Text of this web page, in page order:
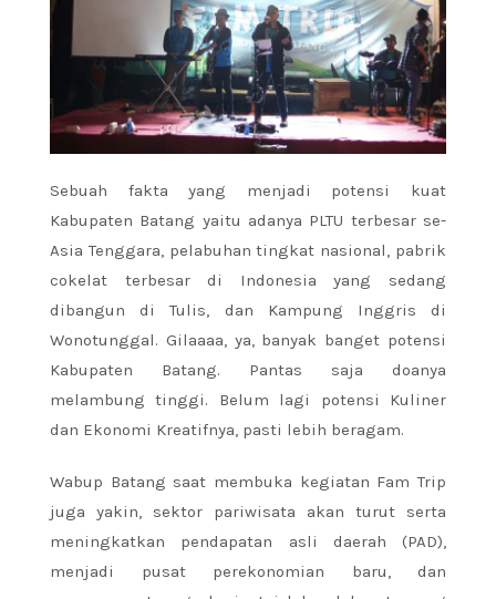
Sebuah fakta yang menjadi potensi kuat
Kabupaten Batang yaitu adanya PLTU terbesar se-
Asia Tenggara, pelabuhan tingkat nasional, pabrik
cokelat terbesar di Indonesia yang sedang
dibangun di Tulis, dan Kampung Inggris di
Wonotunggal. Gilaaaa, ya, banyak banget potensi
Kabupaten Batang. Pantas saja doanya
melambung tinggi. Belum lagi potensi Kuliner
dan Ekonomi Kreatifnya, pasti lebih beragam.
Wabup Batang saat membuka kegiatan Fam Trip
juga yakin, sektor pariwisata akan turut serta
meningkatkan pendapatan asli daerah (PAD),
menjadi pusat perekonomian baru, dan